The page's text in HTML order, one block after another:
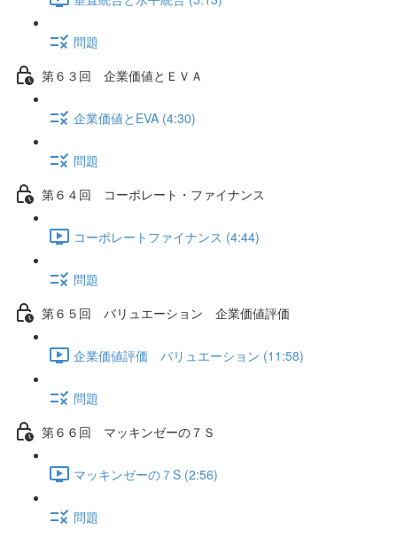
問題
第６３回 企業価値とＥＶＡ
企業価値とEVA (4:30)
問題
第６４回 コーポレート・ファイナンス
コーポレートファイナンス (4:44)
問題
第６５回 バリュエーション 企業価値評価
企業価値評価 バリュエーション (11:58)
問題
第６６回 マッキンゼーの７Ｓ
マッキンゼーの７S (2:56)
問題